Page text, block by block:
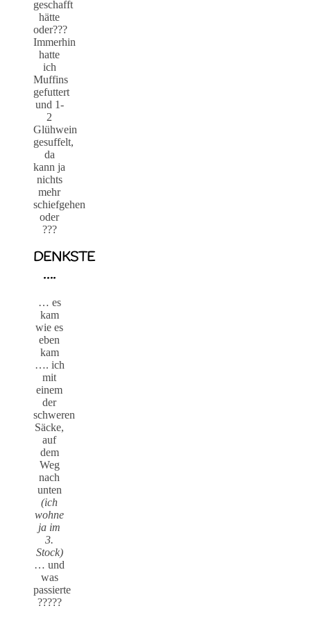
geschafft
hätte
oder???
Immerhin
hatte
ich
Muffins
gefuttert
und 1-
2
Glühwein
gesuffelt,
da
kann ja
nichts
mehr
schiefgehen
oder
???
DENKSTE
….
… es
kam
wie es
eben
kam
…. ich
mit
einem
der
schweren
Säcke,
auf
dem
Weg
nach
unten
(ich
wohne
ja im
3.
Stock)
… und
was
passierte
?????